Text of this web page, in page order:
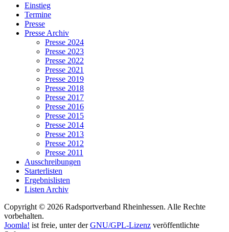
Einstieg
Termine
Presse
Presse Archiv
Presse 2024
Presse 2023
Presse 2022
Presse 2021
Presse 2019
Presse 2018
Presse 2017
Presse 2016
Presse 2015
Presse 2014
Presse 2013
Presse 2012
Presse 2011
Ausschreibungen
Starterlisten
Ergebnislisten
Listen Archiv
Copyright © 2026 Radsportverband Rheinhessen. Alle Rechte
vorbehalten.
Joomla! ist freie, unter derGNU/GPL-Lizenz veröffentlichte